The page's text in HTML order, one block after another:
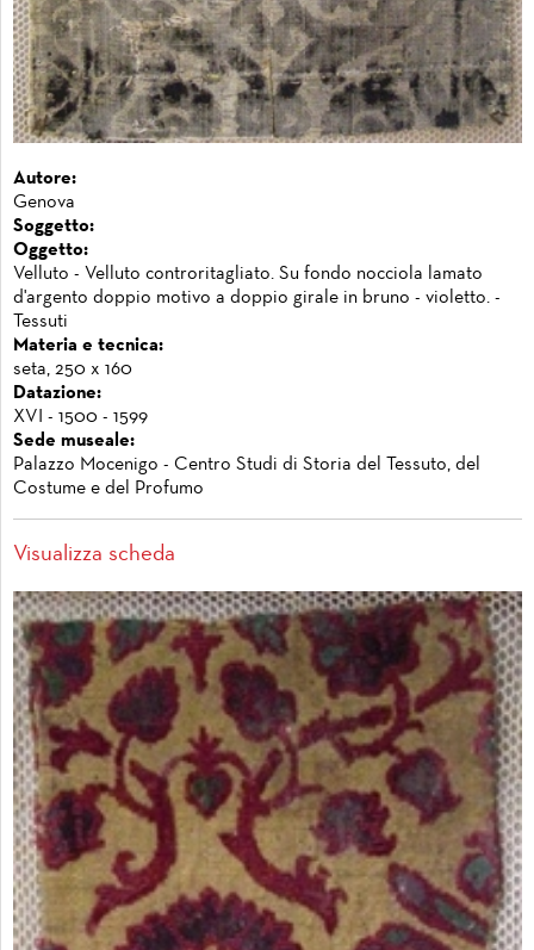
Autore:
Genova
Soggetto:
Oggetto:
Velluto - Velluto controritagliato. Su fondo nocciola lamato
d'argento doppio motivo a doppio girale in bruno - violetto. -
Tessuti
Materia e tecnica:
seta, 250 x 160
Datazione:
XVI - 1500 - 1599
Sede museale:
Palazzo Mocenigo - Centro Studi di Storia del Tessuto, del
Costume e del Profumo
Visualizza scheda